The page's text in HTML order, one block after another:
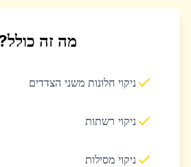
מה זה
ניקוי חלונות משני הצדדים
ניקוי רשתות
ניקוי מסילות